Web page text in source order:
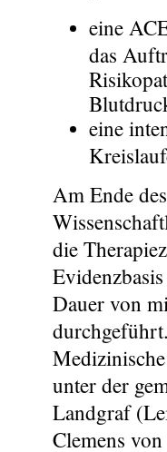
eine
das
eine
Am Ende
die
Dauer von
unter der
Landgraf
Clemens